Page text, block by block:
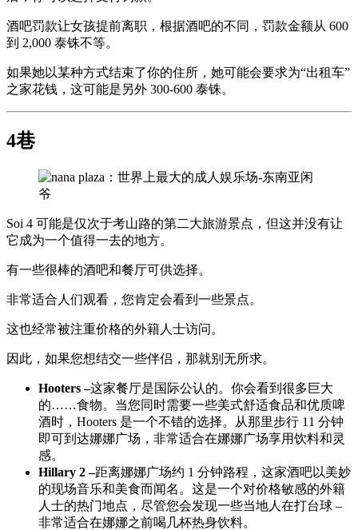
酒吧罚款让女孩提前离职，根据酒吧的不同，罚款金额从 600
到 2,000 泰铢不等。
如果她以某种方式结束了你的住所，她可能会要求为“出租车”
之家花钱，这可能是另外 300-600 泰铢。
4巷
Soi 4 可能是仅次于考山路的第二大旅游景点，但这并没有让
它成为一个值得一去的地方。
有一些很棒的酒吧和餐厅可供选择。
非常适合人们观看，您肯定会看到一些景点。
这也经常被注重价格的外籍人士访问。
因此，如果您想结交一些伴侣，那就别无所求。
Hooters –这家餐厅是国际公认的。你会看到很多巨大
的……食物。当您同时需要一些美式舒适食品和优质啤
酒时，Hooters 是一个不错的选择。从那里步行 11 分钟
即可到达娜娜广场，非常适合在娜娜广场享用饮料和灵
感。
Hillary 2 –距离娜娜广场约 1 分钟路程，这家酒吧以美妙
的现场音乐和美食而闻名。这是一个对价格敏感的外籍
人士的热门地点，尽管您会发现一些当地人在打台球 –
非常适合在娜娜之前喝几杯热身饮料。